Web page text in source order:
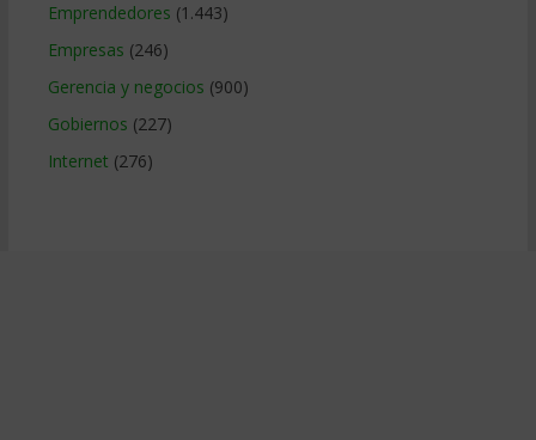
Emprendedores (1.443)
Empresas (246)
Gerencia y negocios (900)
Gobiernos (227)
Internet (276)